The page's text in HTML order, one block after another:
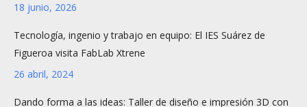
18 junio, 2026
Tecnología, ingenio y trabajo en equipo: El IES Suárez de
Figueroa visita FabLab Xtrene
26 abril, 2024
Dando forma a las ideas: Taller de diseño e impresión 3D con